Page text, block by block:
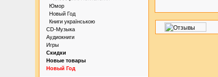
Юмор
Новый Год
Книги українською
CD-Музыка
Аудиокниги
Игры
Скидки
Новые товары
Новый Год